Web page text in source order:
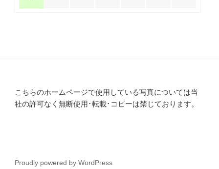
こちらのホームページで使用している写真については当
社の許可なく無断使用･転載･コピーは禁じております。
Proudly powered by WordPress